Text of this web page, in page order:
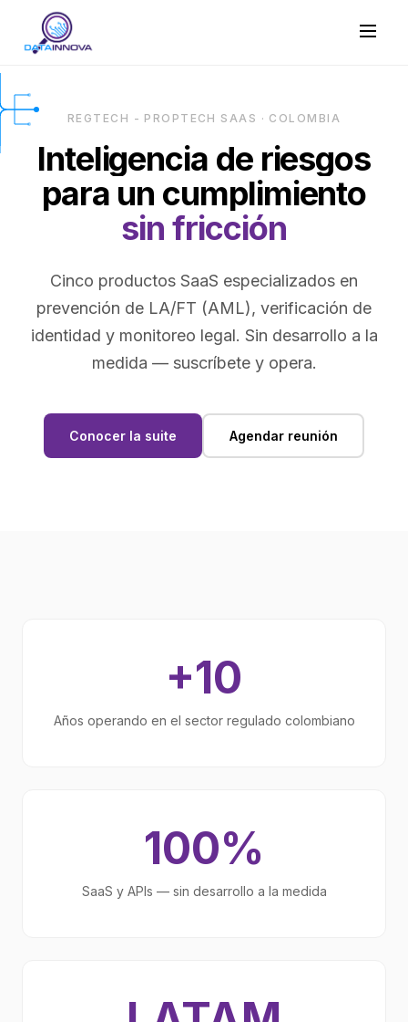
REGTECH - PROPTECH SAAS · COLOMBIA
Inteligencia de riesgos
para un cumplimiento
sin fricción
Cinco productos SaaS especializados en
prevención de LA/FT (AML), verificación de
identidad y monitoreo legal. Sin desarrollo a la
medida — suscríbete y opera.
Conocer la suite Agendar reunión
+10
Años operando en el sector regulado colombiano
100%
SaaS y APIs — sin desarrollo a la medida